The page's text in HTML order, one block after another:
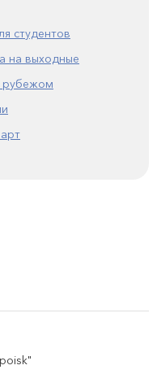
студентов
на выходные
рубежом